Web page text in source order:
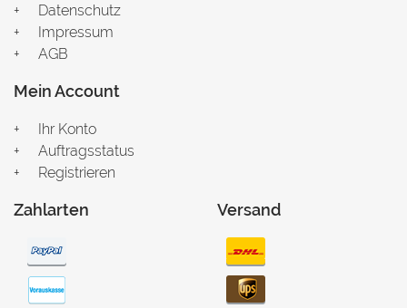
Datenschutz
Impressum
AGB
Mein Account
Ihr Konto
Auftragsstatus
Registrieren
Zahlarten Versand